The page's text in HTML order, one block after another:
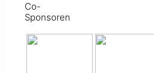
Co-
Sponsoren